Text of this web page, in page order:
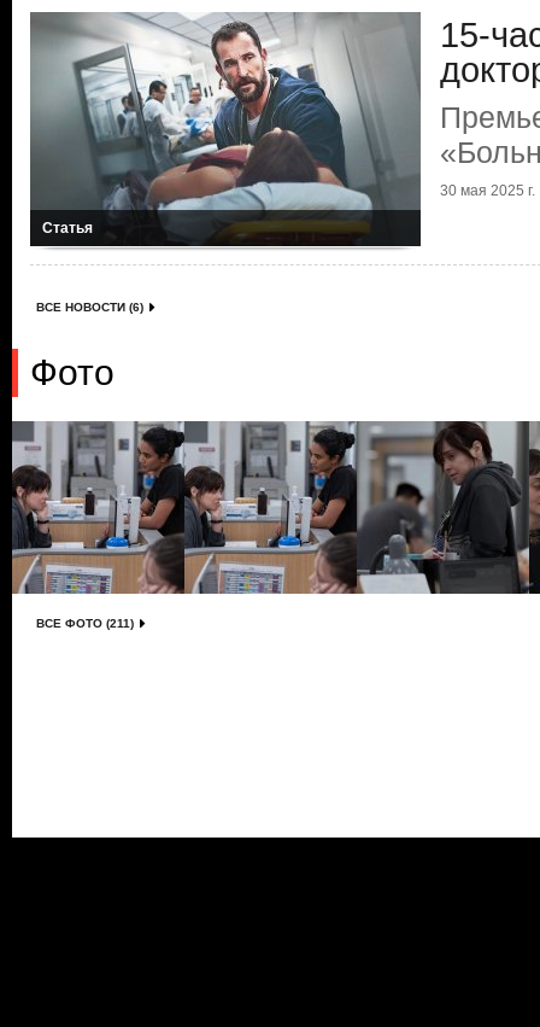
Статья
15-
30 мая 2025 г.
ВСЕ НОВОСТИ (6)
Фото
ВСЕ ФОТО (211)